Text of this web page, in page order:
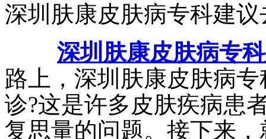
深圳肤康皮肤病专科建议
深圳肤康皮肤病专
路上，深圳肤康皮肤病
诊?这是许多皮肤疾病患
复思量的问题。接下来